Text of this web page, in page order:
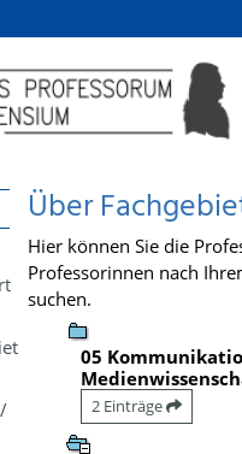
Über
Hier können Sie die
Professorinnen nach
suchen.
05
2 Einträge